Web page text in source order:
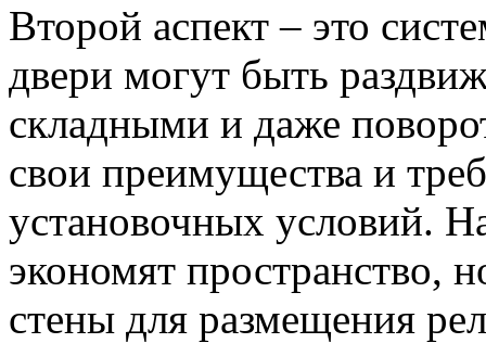
Второй аспект – это
двери могут быть
складными и даже
свои преимущества и
установочных условий.
экономят пространство,
стены для размещения